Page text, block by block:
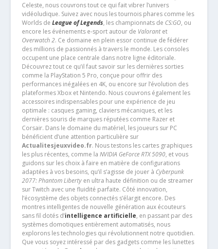
Celeste, nous couvrons tout ce qui fait vibrer l’univers
vidéoludique. Suivez avec nous les tournois phares comme les
Worlds de League of Legends, les championnats de CS:GO, ou
encore les événements e-sport autour de Valorantet
Overwatch 2. Ce domaine en plein essor continue de fédérer
des millions de passionnés à travers le monde. Les consoles
occupent une place centrale dans notre ligne éditoriale.
Découvrez tout ce qu’il faut savoir sur les dernières sorties
comme la PlayStation 5 Pro, conçue pour offrir des
performances inégalées en 4K, ou encore sur l’évolution des
plateformes Xbox et Nintendo. Nous couvrons également les
accessoires indispensables pour une expérience de jeu
optimale : casques gaming, claviers mécaniques, et les
dernières souris de marques réputées comme Razer et
Corsair. Dans le domaine du matériel, les joueurs sur PC
bénéficient d’une attention particulière sur
Actualitesjeuxvideo.fr. Nous testons les cartes graphiques
les plus récentes, comme la NVIDIA GeForce RTX 5090, et vous
guidons sur les choix à faire en matière de configurations
adaptées à vos besoins, qu’il s’agisse de jouer à Cyberpunk
2077: Phantom Libertyen ultra haute définition ou de streamer
sur Twitch avec une fluidité parfaite. Côté innovation,
l’écosystème des objets connectés s’élargit encore. Des
montres intelligentes de nouvelle génération aux écouteurs
sans fil dotés d’intelligence artificielle, en passant par des
systèmes domotiques entièrement automatisés, nous
explorons les technologies qui révolutionnent notre quotidien.
Que vous soyez intéressé par des gadgets comme les lunettes